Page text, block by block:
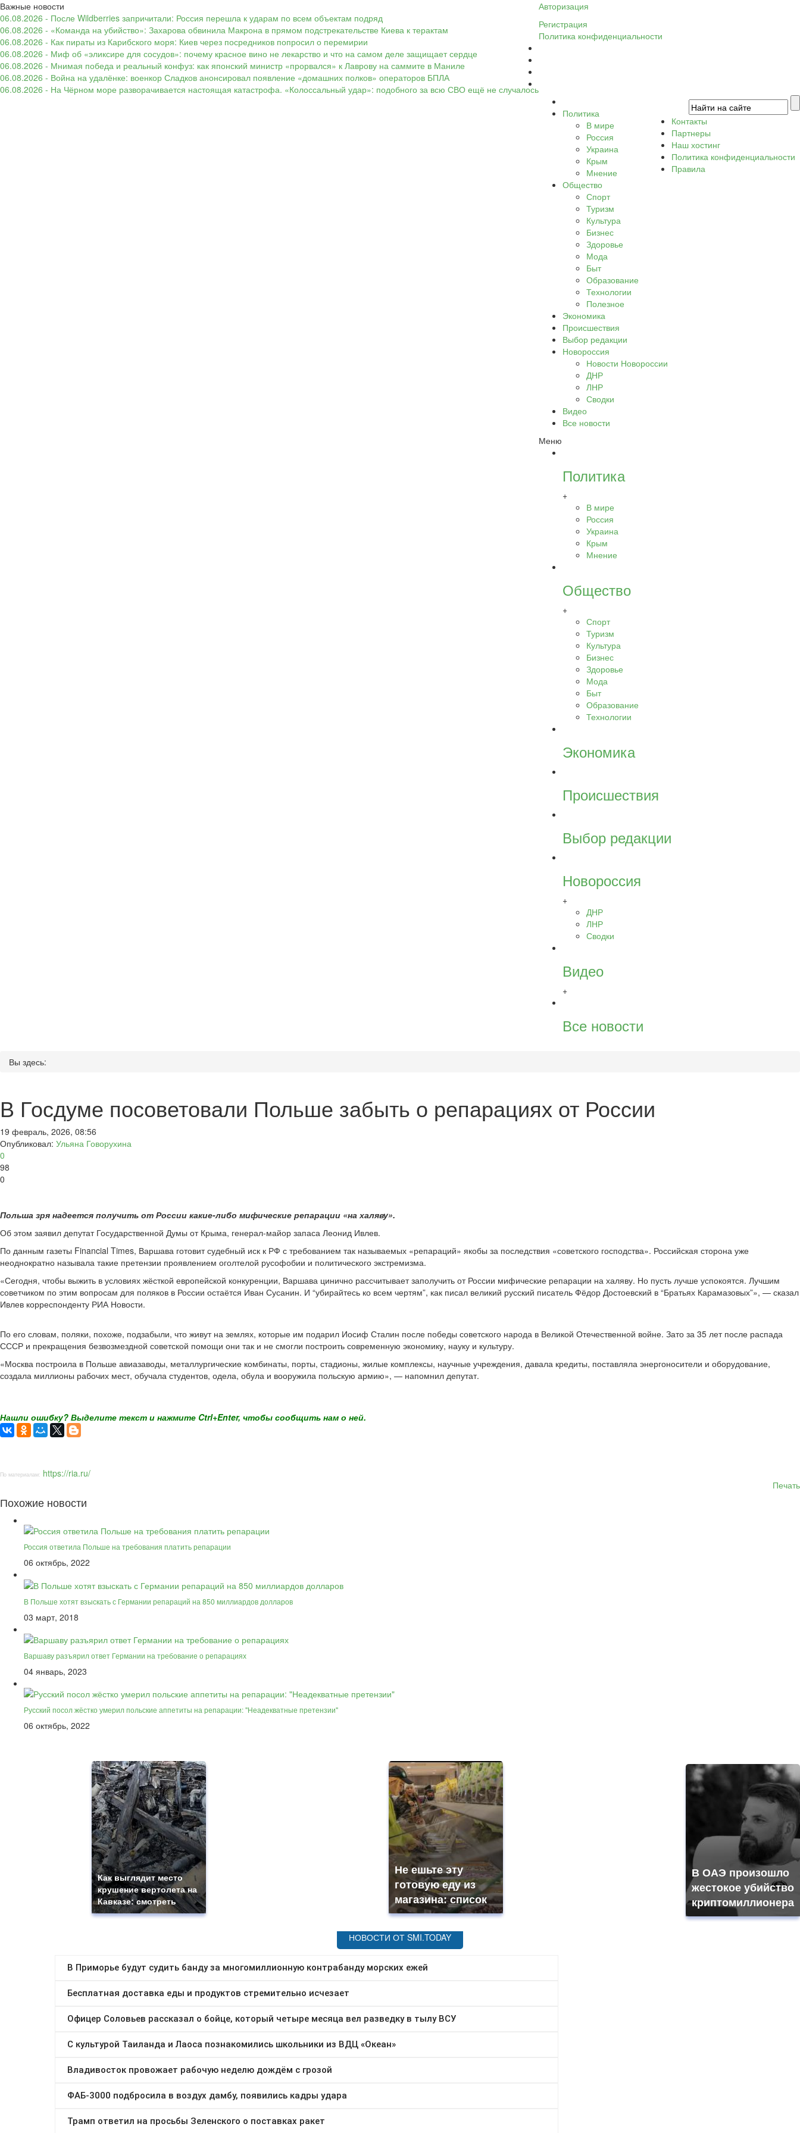
Важные новости
06.08.2026 - После Wildberries запричитали: Россия перешла к ударам по всем объектам подряд
06.08.2026 - «Команда на убийство»: Захарова обвинила Макрона в прямом подстрекательстве Киева к терактам
06.08.2026 - Как пираты из Карибского моря: Киев через посредников попросил о перемирии
06.08.2026 - Миф об «эликсире для сосудов»: почему красное вино не лекарство и что на самом деле защищает сердце
06.08.2026 - Мнимая победа и реальный конфуз: как японский министр «прорвался» к Лаврову на саммите в Маниле
06.08.2026 - Война на удалёнке: военкор Сладков анонсировал появление «домашних полков» операторов БПЛА
06.08.2026 - На Чёрном море разворачивается настоящая катастрофа. «Колоссальный удар»: подобного за всю СВО ещё не случалось
Авторизация
Регистрация
Политика конфиденциальности
Политика
В мире
Россия
Украина
Крым
Мнение
Общество
Спорт
Туризм
Культура
Бизнес
Здоровье
Мода
Быт
Образование
Технологии
Полезное
Экономика
Происшествия
Выбор редакции
Новороссия
Новости Новороссии
ДНР
ЛНР
Сводки
Видео
Все новости
Меню
Политика
+
В мире
Россия
Украина
Крым
Мнение
Общество
+
Спорт
Туризм
Культура
Бизнес
Здоровье
Мода
Быт
Образование
Технологии
Экономика
Происшествия
Выбор редакции
Новороссия
+
ДНР
ЛНР
Сводки
Видео
+
Все новости
Контакты
Партнеры
Наш хостинг
Политика конфиденциальности
Правила
Вы здесь:
В Госдуме посоветовали Польше забыть о репарациях от России
19 февраль, 2026, 08:56
Опубликовал: Ульяна Говорухина
0
98
0
Польша зря надеется получить от России какие-либо мифические репарации «на халяву».
Об этом заявил депутат Государственной Думы от Крыма, генерал-майор запаса Леонид Ивлев.
По данным газеты Financial Times, Варшава готовит судебный иск к РФ с требованием так называемых «репараций» якобы за последствия «советского господства». Российская сторона уже
неоднократно называла такие претензии проявлением оголтелой русофобии и политического экстремизма.
«Сегодня, чтобы выжить в условиях жёсткой европейской конкуренции, Варшава цинично рассчитывает заполучить от России мифические репарации на халяву. Но пусть лучше успокоятся. Лучшим
советчиком по этим вопросам для поляков в России остаётся Иван Сусанин. И “убирайтесь ко всем чертям”, как писал великий русский писатель Фёдор Достоевский в “Братьях Карамазовых”», — сказал
Ивлев корреспонденту РИА Новости.
По его словам, поляки, похоже, подзабыли, что живут на землях, которые им подарил Иосиф Сталин после победы советского народа в Великой Отечественной войне. Зато за 35 лет после распада
СССР и прекращения безвозмездной советской помощи они так и не смогли построить современную экономику, науку и культуру.
«Москва построила в Польше авиазаводы, металлургические комбинаты, порты, стадионы, жилые комплексы, научные учреждения, давала кредиты, поставляла энергоносители и оборудование,
создала миллионы рабочих мест, обучала студентов, одела, обула и вооружила польскую армию», — напомнил депутат.
Нашли ошибку? Выделите текст и нажмите Ctrl+Enter, чтобы сообщить нам о ней.
По материалам: https://ria.ru/
Печать
Похожие новости
Россия ответила Польше на требования платить репарации
06 октябрь, 2022
В Польше хотят взыскать с Германии репараций на 850 миллиардов долларов
03 март, 2018
Варшаву разъярил ответ Германии на требование о репарациях
04 январь, 2023
Русский посол жёстко умерил польские аппетиты на репарации: "Неадекватные претензии"
06 октябрь, 2022
Как выглядит место
крушение вертолета на
Кавказе: смотреть
Не ешьте эту
готовую еду из
магазина: список
В ОАЭ произошло
жестокое убийство
криптомиллионера